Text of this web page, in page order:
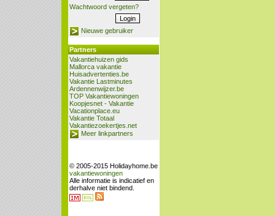
Wachtwoord vergeten?
Nieuwe gebruiker
Partners
Vakantiehuizen gids
Mallorca vakantie
Huisadvertenties.be
Vakantie Lastminutes
Ardennenwijzer.be
TOP Vakantiewoningen
Koopjesnet - Vakantie
Vacationplace.eu
Vakantie Totaal
Vakantiezoekertjes.net
Meer linkpartners
© 2005-2015 Holidayhome.be
vakantiewoningen
Alle informatie is indicatief en
derhalve niet bindend.